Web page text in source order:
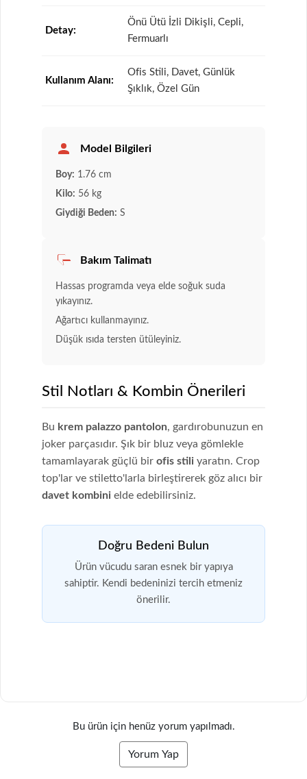
Detay:
Önü Ütü İzli Dikişli, Cepli,
Fermuarlı
Kullanım Alanı:
Ofis Stili, Davet, Günlük
Şıklık, Özel Gün
Model Bilgileri
Boy: 1.76 cm
Kilo: 56 kg
Giydiği Beden: S
Bakım Talimatı
Hassas programda veya elde soğuk suda
yıkayınız.
Ağartıcı kullanmayınız.
Düşük ısıda tersten ütüleyiniz.
Stil Notları & Kombin Önerileri
Bu krem palazzo pantolon, gardırobunuzun en
joker parçasıdır. Şık bir bluz veya gömlekle
tamamlayarak güçlü bir ofis stili yaratın. Crop
top'lar ve stiletto'larla birleştirerek göz alıcı bir
davet kombini elde edebilirsiniz.
Doğru Bedeni Bulun
Ürün vücudu saran esnek bir yapıya
sahiptir. Kendi bedeninizi tercih etmeniz
önerilir.
Bu ürün için henüz yorum yapılmadı.
Yorum Yap